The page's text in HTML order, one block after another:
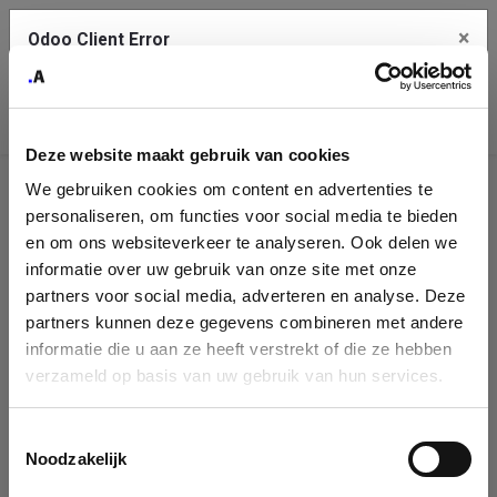
Deze website maakt gebruik van cookies
We gebruiken cookies om content en advertenties te
personaliseren, om functies voor social media te bieden
en om ons websiteverkeer te analyseren. Ook delen we
informatie over uw gebruik van onze site met onze
partners voor social media, adverteren en analyse. Deze
partners kunnen deze gegevens combineren met andere
informatie die u aan ze heeft verstrekt of die ze hebben
verzameld op basis van uw gebruik van hun services.
Noodzakelijk
Company
Identification
Please fill in your company details
You can search a company in our database by name, VAT or
enterprise ID. When a company is selected it will auto-complete the
form. If you don't find your company in our database, you can create
Odoo Client Error ×
service.
See details
Ok